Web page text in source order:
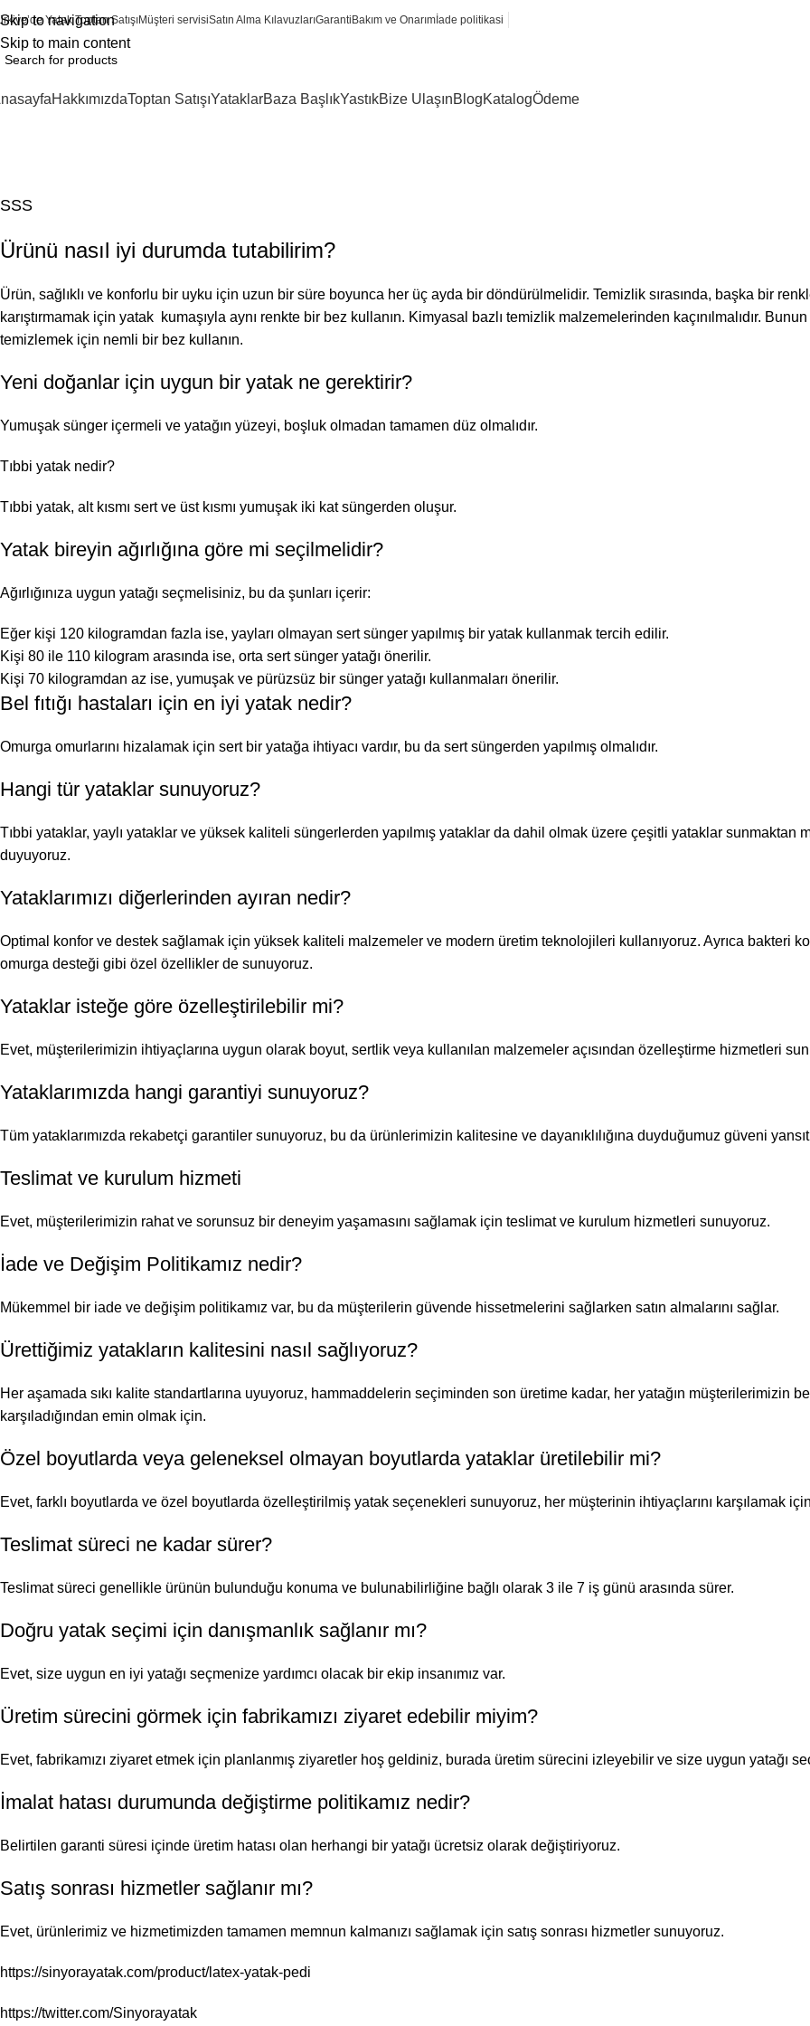
Skip to navigation
Skip to main content
Yatak Toptan SatışıMüşteri servisiSatın Alma KılavuzlarıGarantiBakım ve Onarımİade politikasi
HakkımızdaToptan SatışıYataklarBaza BaşlıkYastıkBize UlaşınBlogKatalogÖdeme
SSS
Ürünü nasıl iyi durumda tutabilirim?
Ürün, sağlıklı ve konforlu bir uyku için uzun bir süre boyunca her üç ayda bir döndürülmelidir. Temizlik sırasında, başka bir
karıştırmamak için yatak kumaşıyla aynı renkte bir bez kullanın. Kimyasal bazlı temizlik malzemelerinden kaçınılmalıdır.
temizlemek için nemli bir bez kullanın.
Yeni doğanlar için uygun bir yatak ne gerektirir?
Yumuşak sünger içermeli ve yatağın yüzeyi, boşluk olmadan tamamen düz olmalıdır.
Tıbbi yatak nedir?
Tıbbi yatak, alt kısmı sert ve üst kısmı yumuşak iki kat süngerden oluşur.
Yatak bireyin ağırlığına göre mi seçilmelidir?
Ağırlığınıza uygun yatağı seçmelisiniz, bu da şunları içerir:
Eğer kişi 120 kilogramdan fazla ise, yayları olmayan sert sünger yapılmış bir yatak kullanmak tercih edilir.
Kişi 80 ile 110 kilogram arasında ise, orta sert sünger yatağı önerilir.
Kişi 70 kilogramdan az ise, yumuşak ve pürüzsüz bir sünger yatağı kullanmaları önerilir.
Bel fıtığı hastaları için en iyi yatak nedir?
Omurga omurlarını hizalamak için sert bir yatağa ihtiyacı vardır, bu da sert süngerden yapılmış olmalıdır.
Hangi tür yataklar sunuyoruz?
Tıbbi yataklar, yaylı yataklar ve yüksek kaliteli süngerlerden yapılmış yataklar da dahil olmak üzere çeşitli yataklar sunmaktan
duyuyoruz.
Yataklarımızı diğerlerinden ayıran nedir?
Optimal konfor ve destek sağlamak için yüksek kaliteli malzemeler ve modern üretim teknolojileri kullanıyoruz. Ayrıca bakteri
omurga desteği gibi özel özellikler de sunuyoruz.
Yataklar isteğe göre özelleştirilebilir mi?
Evet, müşterilerimizin ihtiyaçlarına uygun olarak boyut, sertlik veya kullanılan malzemeler açısından özelleştirme hizmetleri
Yataklarımızda hangi garantiyi sunuyoruz?
Tüm yataklarımızda rekabetçi garantiler sunuyoruz, bu da ürünlerimizin kalitesine ve dayanıklılığına duyduğumuz güveni
Teslimat ve kurulum hizmeti
Evet, müşterilerimizin rahat ve sorunsuz bir deneyim yaşamasını sağlamak için teslimat ve kurulum hizmetleri sunuyoruz.
İade ve Değişim Politikamız nedir?
Mükemmel bir iade ve değişim politikamız var, bu da müşterilerin güvende hissetmelerini sağlarken satın almalarını sağlar.
Ürettiğimiz yatakların kalitesini nasıl sağlıyoruz?
Her aşamada sıkı kalite standartlarına uyuyoruz, hammaddelerin seçiminden son üretime kadar, her yatağın müşterilerimizin
karşıladığından emin olmak için.
Özel boyutlarda veya geleneksel olmayan boyutlarda yataklar üretilebilir mi?
Evet, farklı boyutlarda ve özel boyutlarda özelleştirilmiş yatak seçenekleri sunuyoruz, her müşterinin ihtiyaçlarını karşılamak
Teslimat süreci ne kadar sürer?
Teslimat süreci genellikle ürünün bulunduğu konuma ve bulunabilirliğine bağlı olarak 3 ile 7 iş günü arasında sürer.
Doğru yatak seçimi için danışmanlık sağlanır mı?
Evet, size uygun en iyi yatağı seçmenize yardımcı olacak bir ekip insanımız var.
Üretim sürecini görmek için fabrikamızı ziyaret edebilir miyim?
Evet, fabrikamızı ziyaret etmek için planlanmış ziyaretler hoş geldiniz, burada üretim sürecini izleyebilir ve size uygun yatağı
İmalat hatası durumunda değiştirme politikamız nedir?
Belirtilen garanti süresi içinde üretim hatası olan herhangi bir yatağı ücretsiz olarak değiştiriyoruz.
Satış sonrası hizmetler sağlanır mı?
Evet, ürünlerimiz ve hizmetimizden tamamen memnun kalmanızı sağlamak için satış sonrası hizmetler sunuyoruz.
https://sinyorayatak.com/product/latex-yatak-pedi
https://twitter.com/Sinyorayatak